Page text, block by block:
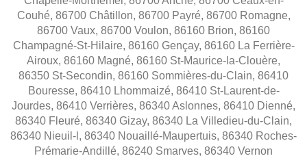
Couhé, 86700 Châtillon, 86700 Payré, 86700 Romagne,
86700 Vaux, 86700 Voulon, 86160 Brion, 86160
Champagné-St-Hilaire, 86160 Gençay, 86160 La Ferrière-
Airoux, 86160 Magné, 86160 St-Maurice-la-Clouère,
86350 St-Secondin, 86160 Sommières-du-Clain, 86410
Bouresse, 86410 Lhommaizé, 86410 St-Laurent-de-
Jourdes, 86410 Verrières, 86340 Aslonnes, 86410 Dienné,
86340 Fleuré, 86340 Gizay, 86340 La Villedieu-du-Clain,
86340 Nieuil-l, 86340 Nouaillé-Maupertuis, 86340 Roches-
Prémarie-Andillé, 86240 Smarves, 86340 Vernon